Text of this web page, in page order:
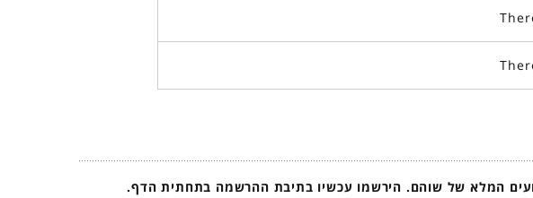
המלא של שוהם. הירשמו עכשיו בתיבת ההרשמה בתחתית הדף.